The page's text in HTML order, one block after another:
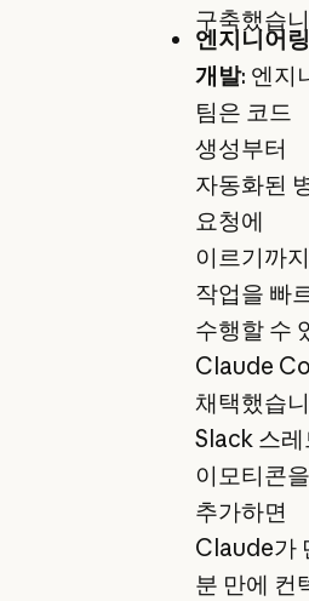
구축했습
엔지니어
개발: 엔지
팀은 코드
생성부터
자동화된
요청에
이르기까
작업을 빠
수행할 수
Claude
채택했습
Slack 스레
이모티콘을
추가하면
Claude가
분 만에 컨